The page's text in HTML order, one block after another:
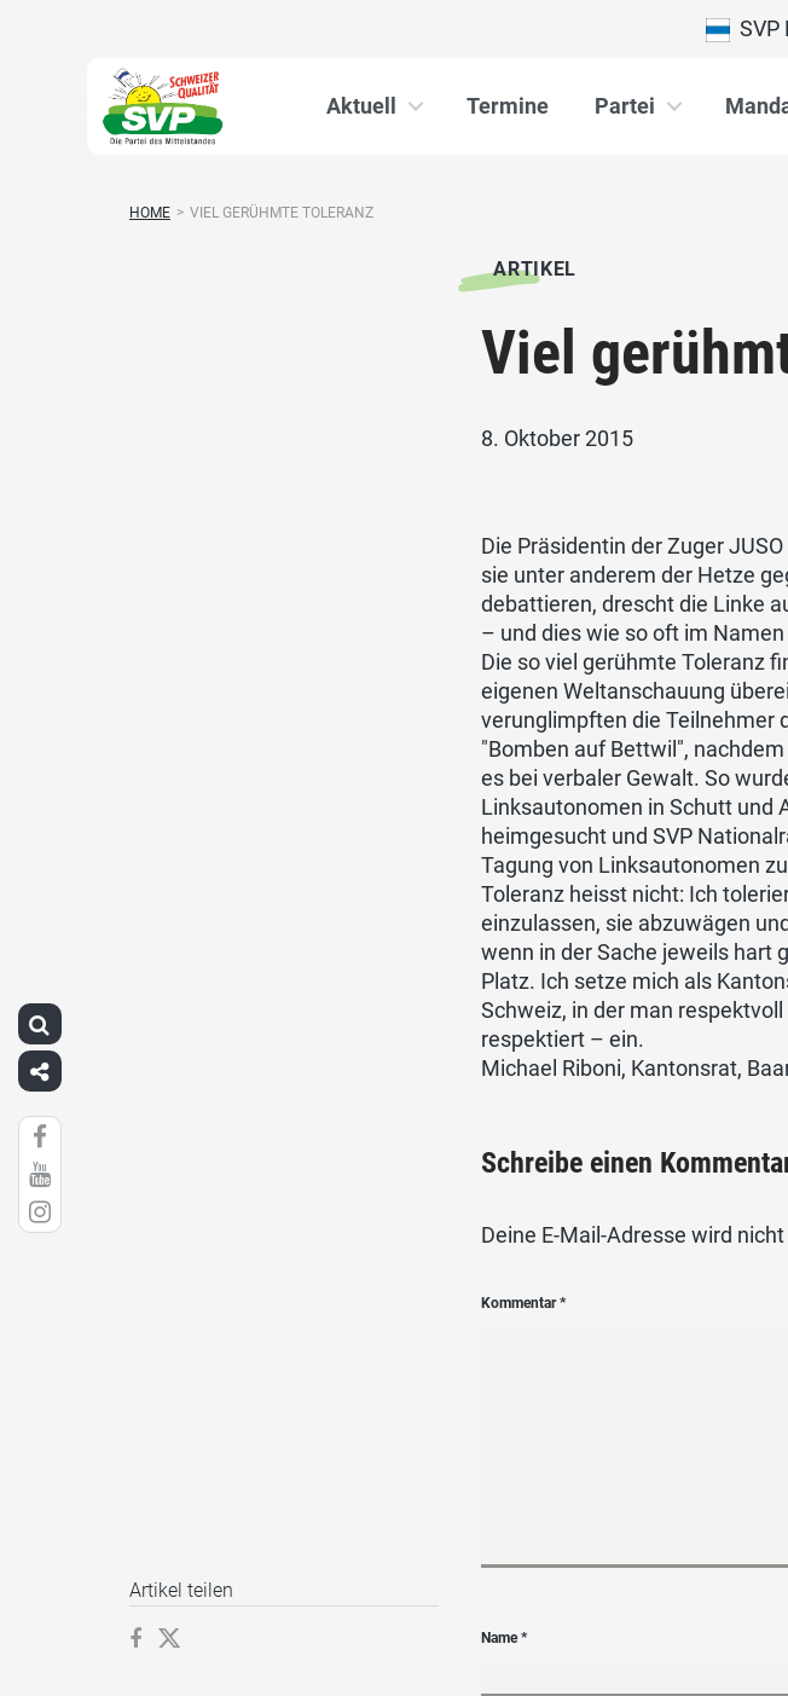
SVP
Aktuell Termine Partei
HOME > VIEL GERÜHMTE TOLERANZ
ARTIKEL
Viel
8. Oktober 2015
Die Präsidentin der Zuger
sie unter anderem der Hetze
debattieren, drescht die Linke
– und dies wie so oft im
Die so viel gerühmte Toleranz
eigenen Weltanschauung
verunglimpften die Teilnehmer
"Bomben auf Bettwil",
es bei verbaler Gewalt. So
Linksautonomen in Schutt und
heimgesucht und SVP
Tagung von Linksautonomen
Toleranz heisst nicht: Ich
einzulassen, sie abzuwägen
wenn in der Sache jeweils hart
Platz. Ich setze mich als
Schweiz, in der man
respektiert – ein.
Michael Riboni, Kantonsrat,
Schreibe einen
Deine E-Mail-Adresse wird
Kommentar*
Name*
Artikel teilen